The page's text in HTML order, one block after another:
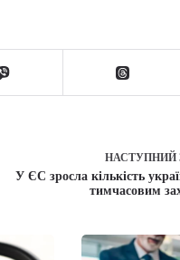
НАСТУПНИЙ
У ЄС зросла кількість
тимчасовим